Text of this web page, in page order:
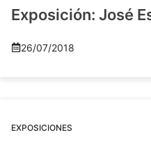
Exposición: José
26/07/2018
EXPOSICIONES